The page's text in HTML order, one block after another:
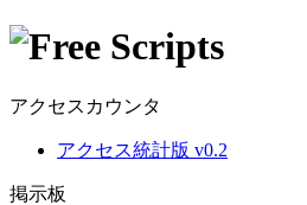
アクセスカウンタ
アクセス統計版 v0.2
掲示板